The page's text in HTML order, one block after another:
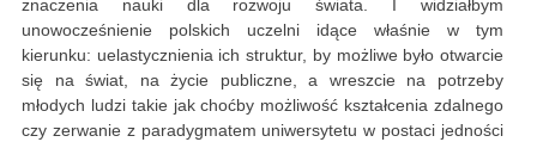
znaczenia nauki dla rozwoju świata. I widziałbym
unowocześnienie polskich uczelni idące właśnie w tym
kierunku: uelastycznienia ich struktur, by możliwe było otwarcie
się na świat, na życie publiczne, a wreszcie na potrzeby
młodych ludzi takie jak choćby możliwość kształcenia zdalnego
czy zerwanie z paradygmatem uniwersytetu w postaci jedności